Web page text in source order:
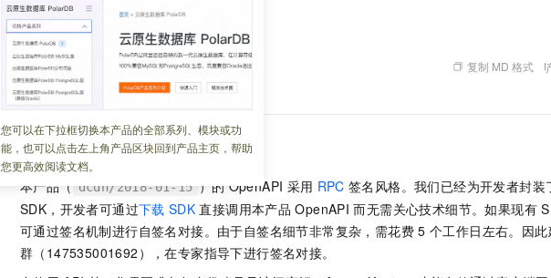
您可以在下拉框切换本产品的全部系列、模块或功
能，也可以点击左上角产品区块回到产品主页，帮助
您更高效阅读文档。
API概览
更新时间： 2026-07-15 14:18:54 复制 MD 格式
API 标准及多语言预置 SDK
本产品（ dcdn/2018-01-15 ）的 OpenAPI 采用 RPC 签名风格。我们已经为开发者封装
SDK，开发者可通过下载 SDK 直接调用本产品 OpenAPI 而无需关心技术细节。如果现有
可通过签名机制进行自签名对接。由于自签名细节非常复杂，需花费 5 个工作日左右。因
群（147535001692），在专家指导下进行签名对接。
大模型
文本生成
Qwen3.8-Max HOT
智能体时代全能旗舰模型
Qwen3.7-Plus
能看、能想、能动手的多模态智能体模型
Qwen3-VL-Plus
视觉 Coding、空间感知、多模态思考等全面升级
Kimi 最新旗舰模型，长程编程与推理利器
Deepseek-v4-pro
旗舰 MoE 大模型，百万上下文与顶尖推理能力
GLM-5.2
1M上下文，专为长程任务能力而生
图生视频，流畅
Wan2.7-T2V
大模型服务与应用平台
千问大模型
多元化、高性能、安全可靠的大模型服务
无影云电脑
随时随地安全接入的云上超级电脑
云解析DNS
云原生大数据计算服务 MaxCompute
面向分析的企业级SaaS模式云数据仓库
对象存储 OSS
一站式AI开发、训练和推理服务
Qoder CN
基于千问大模型等，支持代码智能生成、研发智能问答
容器服务 Kubernetes 版 ACK
提供一站式管理容器应用的 K8s 服务
云防火墙
云原生的云上边
企业级Agent产品，直接交付可用成果
Agency Agents：拥有专属领域专家
多领域专家智能体,一键组建 AI 虚拟交付团队
HappyHorse 打造一站式影视创作平台
快速拥有专属 OpenClaw
GLM-5.2：长任务时代开源旗舰模型
自主进化，持久记忆，越用越聪明
Claude Code + GStack 打造工程团队
安装技能 GStack，拥有专属 AI 工程团队
轻松解锁专属
云服务器38元/年起，超值低价云产品抢先购
官方推荐返现计划
推荐新用户得奖励，单订单最高返9万
云工开物
高校专属算力普惠，学生认证享300元代金券
免费试用
解决方案免费试用 新老同享
最高领取价值200元试用点，立即开启云上创新
阿里云 OPC 创新助力计划
至高百万元 Token 补贴，加速一人公司成长
Qwen3.8-Max 首发尝鲜，限时加量 10 倍，夜间低至2折
千问办公，限时限量积分加倍
你的AI工作搭子，覆盖日常办公高频场景
万小智 AI 建站低至 15元/月
送.CN域名，送备案服务码
从图文生成到视
0 代码专业建站
AI 短剧/漫剧
AI助力短剧漫剧
云上成本管理
管理和优化成本
价格优势
推动算力普惠，释放技术红利
多端小程序
Salesforce 国际版订阅
友盟天域
观测云
Tuya 物联网平台阿里云版
蓝凌 OA
电子合同
畅捷通
身份实名认证
短信
OCR 文字识别
发票查验
天气预报查询
快递物流查询
操作系统
WordPress
咨询伙伴
销售伙伴合作计划
Salesforce On Alibaba Cloud
Consulting Partner 合作计划
AI 大模型销售与服务生态合作计划
产品生态伙伴工作台
成为服务伙
售后服务
自助服务
工单服务
短信专区
企业增值服务台
服务实践
健康状态
技术领先
稳定可靠
安全合规
分析师报告
研究报告与白皮书
天池大赛
AI 算法大赛
云栖战略参考
云上的中国
金融模力时刻
客户案例
魔搭
高校合作